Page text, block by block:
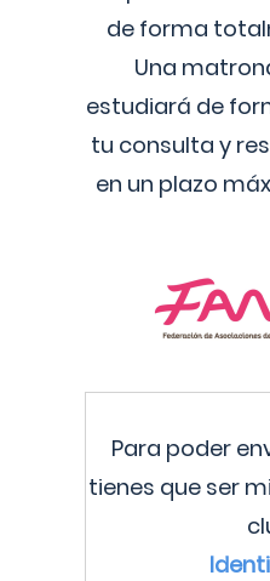
de forma
Una
estudiará de
tu consulta y
en un plazo
Para poder
tienes que ser